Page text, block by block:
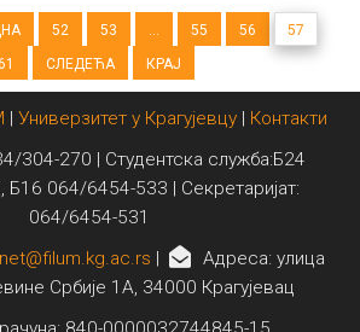
52 53 ... 55 56
57
СЛЕДЕЋА КРАЈ
| Универзитет у Крагујевцу| Контакти
304-270 | Студентска служба:Б24
064/6454-533 | Секретаријат:
064/6454-531
|
Адреса: улица
Србије 1А, 34000 Крагујевац